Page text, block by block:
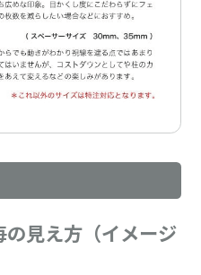
見え方（イメージ